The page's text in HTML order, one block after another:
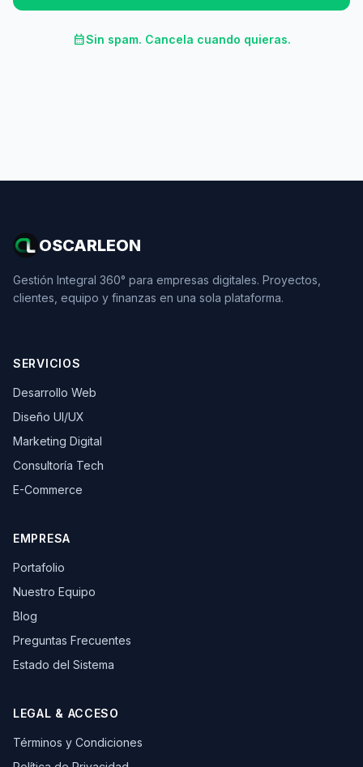
calendar_monthSin spam. Cancela cuando quieras.
OSCARLEON
Gestión Integral 360° para empresas digitales. Proyectos,
clientes, equipo y finanzas en una sola plataforma.
SERVICIOS
Desarrollo Web
Diseño UI/UX
Marketing Digital
Consultoría Tech
E-Commerce
EMPRESA
Portafolio
Nuestro Equipo
Blog
Preguntas Frecuentes
Estado del Sistema
LEGAL & ACCESO
Términos y Condiciones